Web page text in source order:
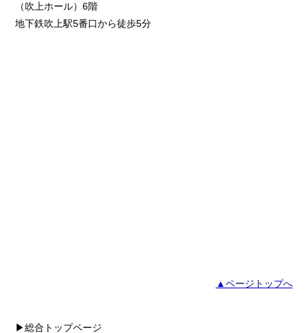
（吹上ホール）6階
地下鉄吹上駅5番口から徒歩5分
▲ページトップへ
▶総合トップページ